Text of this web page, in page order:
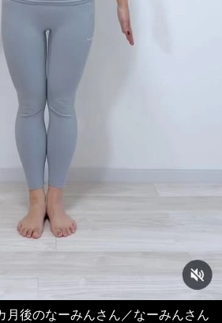
月後のなーみんさん／なーみんさん